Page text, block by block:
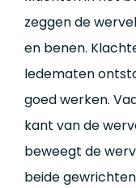
zeggen de
en benen.
ledematen
goed werken.
kant van de
beweegt de
beide